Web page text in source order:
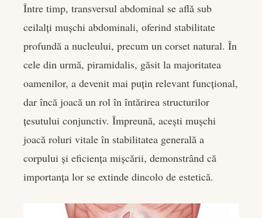
Între timp, transversul abdominal se află sub
ceilalți mușchi abdominali, oferind stabilitate
profundă a nucleului, precum un corset natural. În
cele din urmă, piramidalis, găsit la majoritatea
oamenilor, a devenit mai puțin relevant funcțional,
dar încă joacă un rol în întărirea structurilor
țesutului conjunctiv. Împreună, acești mușchi
joacă roluri vitale în stabilitatea generală a
corpului și eficiența mișcării, demonstrând că
importanța lor se extinde dincolo de estetică.